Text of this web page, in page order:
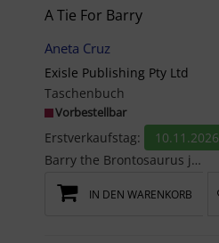
A Tie For Barry
Aneta Cruz
Exisle Publishing Pty Ltd
Taschenbuch
Vorbestellbar
Erstverkaufstag:
10.11.2026
Barry the Brontosaurus just wants to fit in at his new school. But something about him is going t...
IN DEN WARENKORB